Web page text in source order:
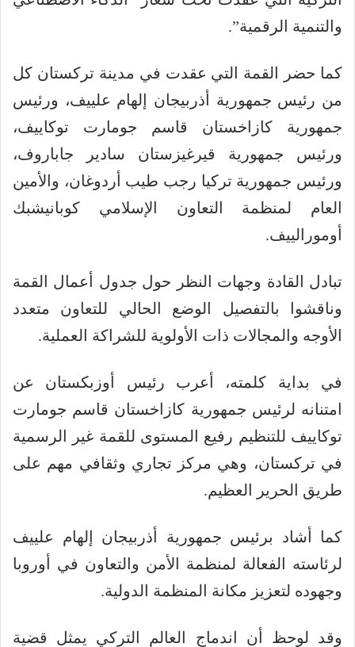
والتنمية الرقمية”.
كما حضر القمة التي عقدت في مدينة تركستان كل
من رئيس جمهورية أذربيجان إلهام علييف، ورئيس
جمهورية كازاخستان قاسم جومارت توكاييف،
ورئيس جمهورية قيرغيزستان سادير جاباروف،
ورئيس جمهورية تركيا رجب طيب أردوغان، والأمين
العام لمنظمة التعاون الإسلامي كوبانيشبك
أومورالييف.
تبادل القادة وجهات النظر حول جدول أعمال القمة
وناقشوا بالتفصيل الوضع الحالي للتعاون متعدد
الأوجه والمجالات ذات الأولوية للشراكة العملية.
في بداية كلمته، أعرب رئيس أوزبكستان عن
امتنانه لرئيس جمهورية كازاخستان قاسم جومارت
توكاييف للتنظيم رفيع المستوى للقمة غير الرسمية
في تركستان، وهي مركز تجاري وثقافي مهم على
طريق الحرير العظيم.
كما أشاد برئيس جمهورية أذربيجان إلهام علييف
لرئاسته الفعالة لمنظمة الأمن والتعاون في أوروبا
وجهوده لتعزيز مكانة المنظمة الدولية.
وقد لوحظ أن اندماج العالم التركي يمثل قضية